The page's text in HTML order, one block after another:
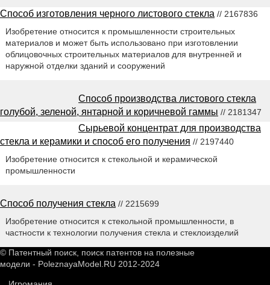
Способ изготовления черного листового стекла // 2167836
Изобретение относится к промышленности строительных
материалов и может быть использовано при изготовлении
облицовочных строительных материалов для внутренней и
наружной отделки зданий и сооружений
Способ производства листового стекла
голубой, зеленой, янтарной и коричневой гаммы // 2181347
Сырьевой концентрат для производства
стекла и керамики и способ его получения // 2197440
Изобретение относится к стекольной и керамической
промышленности
Способ получения стекла // 2215699
Изобретение относится к стекольной промышленности, в
частности к технологии получения стекла и стеклоизделий
© Патентный поиск, поиск патентов на полезные
модели - PoleznayaModel.RU 2012-2024